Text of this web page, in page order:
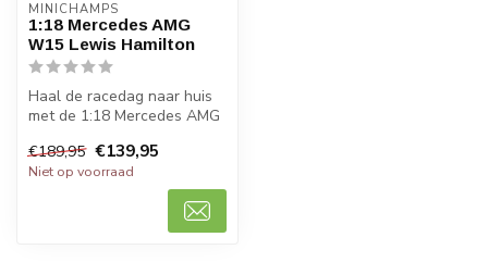
MINICHAMPS
1:18 Mercedes AMG
W15 Lewis Hamilton
Haal de racedag naar huis
met de 1:18 Mercedes AMG
modelauto ...
€189,95 €139,95
Niet op voorraad